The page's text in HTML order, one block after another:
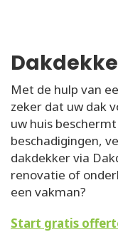
Met de hulp van
zeker dat uw dak
uw huis
beschadigingen,
dakdekker via
renovatie of
een vakman?
Start gratis